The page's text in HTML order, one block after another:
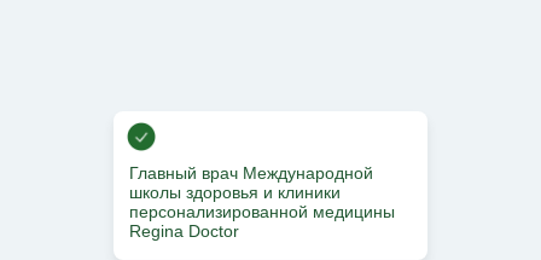
Главный врач Международной
школы здоровья и клиники
персонализированной медицины
Regina Doctor